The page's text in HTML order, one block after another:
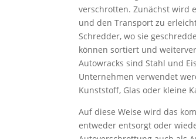
verschrotten. Zunächst wird
und den Transport zu
Schredder, wo sie
können sortiert und
Autowracks sind Stahl und
Unternehmen verwendet
Kunststoff, Glas oder kleine
Auf diese Weise wird das
entweder entsorgt oder